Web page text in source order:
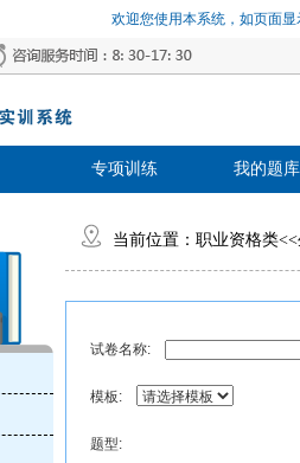
欢迎您使用本系统，如页面
专项训练 我的题库
当前位置： 职业资格类<<
试卷名称:
模板:
题型: